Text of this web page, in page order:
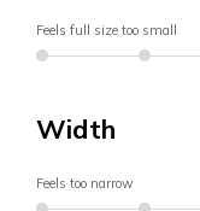
Feels full size too small
Width
Feels too narrow